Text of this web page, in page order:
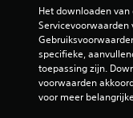
e
b
a
s
e
e
r
Het downloaden
Servicevoorwaarden
specifieke,
toepassing zijn.
voorwaarden
voor meer